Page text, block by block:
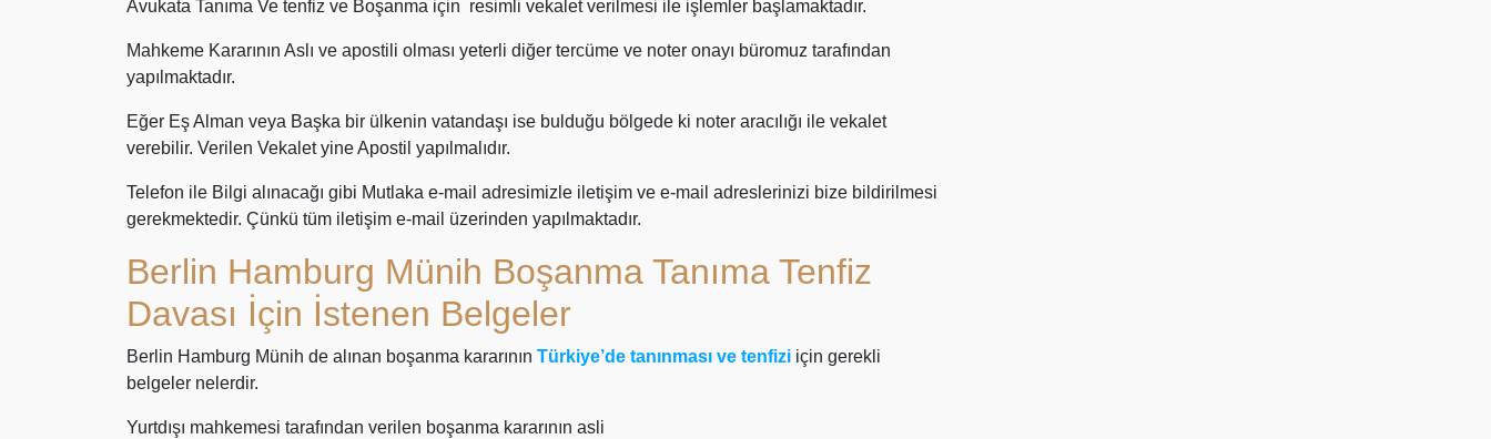
Avukata Tanıma Ve tenfiz ve Boşanma için resimli vekalet verilmesi ile işlemler başlamaktadır.
Mahkeme Kararının Aslı ve apostili olması yeterli diğer tercüme ve noter onayı büromuz tarafından
yapılmaktadır.
Eğer Eş Alman veya Başka bir ülkenin vatandaşı ise bulduğu bölgede ki noter aracılığı ile vekalet
verebilir. Verilen Vekalet yine Apostil yapılmalıdır.
Telefon ile Bilgi alınacağı gibi Mutlaka e-mail adresimizle iletişim ve e-mail adreslerinizi bize bildirilmesi
gerekmektedir. Çünkü tüm iletişim e-mail üzerinden yapılmaktadır.
Berlin Hamburg Münih Boşanma Tanıma Tenfiz
Davası İçin İstenen Belgeler
Berlin Hamburg Münih de alınan boşanma kararının Türkiye’de tanınması ve tenfizi için gerekli
belgeler nelerdir.
Yurtdışı mahkemesi tarafından verilen boşanma kararının asli